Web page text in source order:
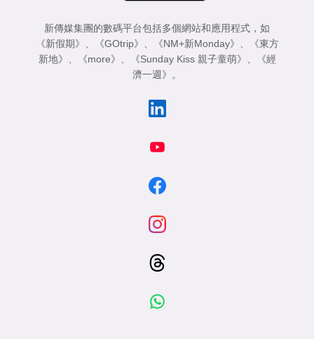
新傳媒集團的數碼平台包括多個網站和應用程式，如
《新假期》
《GOtrip》 《NM+新Monday》
《東方
新地》
《more》 《Sunday Kiss 親子童萌》
《經
濟一週》
。